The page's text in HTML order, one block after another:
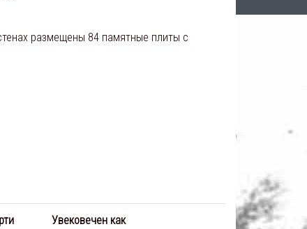
размещены 84 памятные плиты с
Увековечен как